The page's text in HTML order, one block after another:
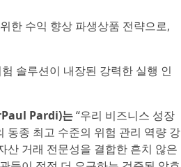
한 수익 향상 파생상품 전략으로,
솔루션이 내장된 강력한 실행 인
Pardi)는“우리 비즈니스 성장
동종 최고 수준의 위험 관리 역량 강
산 거래 전문성을 결합한 흔치 않은